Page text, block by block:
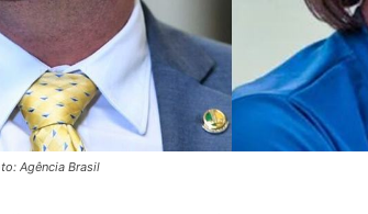
Agência Brasil